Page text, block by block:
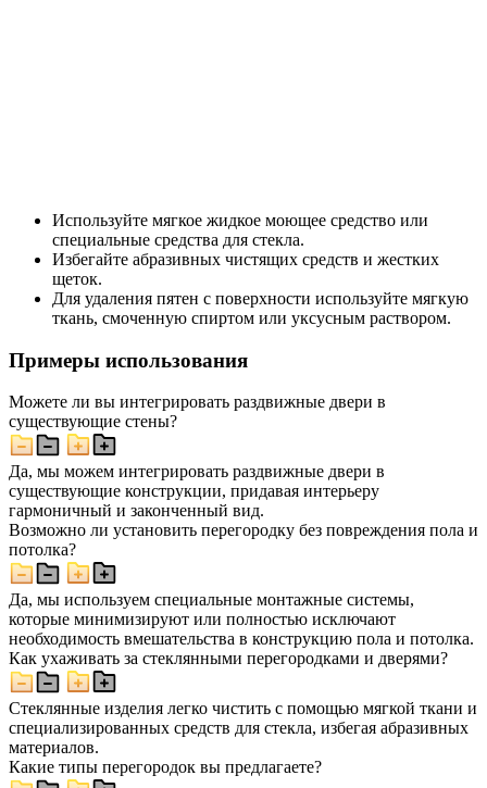
Используйте мягкое жидкое моющее средство или
специальные средства для стекла.
Избегайте абразивных чистящих средств и жестких
щеток.
Для удаления пятен с поверхности используйте мягкую
ткань, смоченную спиртом или уксусным раствором.
Примеры использования
Можете ли вы интегрировать раздвижные двери в
существующие стены?
Да, мы можем интегрировать раздвижные двери в
существующие конструкции, придавая интерьеру
гармоничный и законченный вид.
Возможно ли установить перегородку без повреждения пола и
потолка?
Да, мы используем специальные монтажные системы,
которые минимизируют или полностью исключают
необходимость вмешательства в конструкцию пола и потолка.
Как ухаживать за стеклянными перегородками и дверями?
Стеклянные изделия легко чистить с помощью мягкой ткани и
специализированных средств для стекла, избегая абразивных
материалов.
Какие типы перегородок вы предлагаете?